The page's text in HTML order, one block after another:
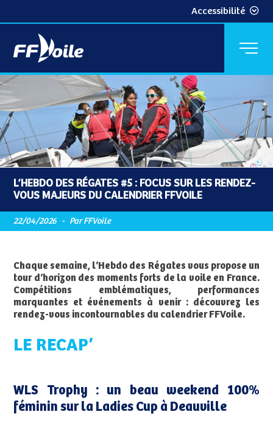
Accessibilité
L’HEBDO DES RÉGATES #5 : FOCUS SUR LES RENDEZ-
VOUS MAJEURS DU CALENDRIER FFVOILE
22/04/2026 - Par FFVoile
Chaque semaine, l’Hebdo des Régates vous propose un
tour d’horizon des moments forts de la voile en France.
Compétitions emblématiques, performances
marquantes et événements à venir : découvrez les
rendez-vous incontournables du calendrier FFVoile.
LE RECAP’
WLS Trophy : un beau weekend 100%
féminin sur la Ladies Cup à Deauville